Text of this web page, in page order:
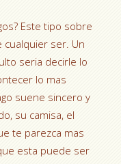
Este tipo sobre
ser. Un
seri­a decirle lo
lo mas
suene sincero y
su camisa, el
te parezca mas
esta puede ser